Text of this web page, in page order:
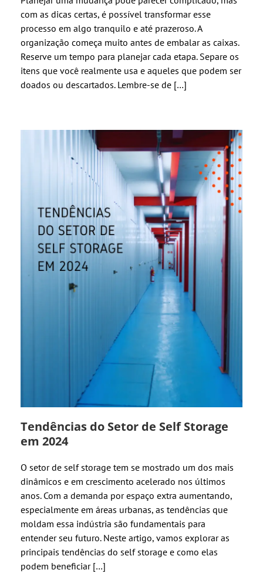
com as dicas certas, é possível transformar esse
processo em algo tranquilo e até prazeroso. A
organização começa muito antes de embalar as caixas.
Reserve um tempo para planejar cada etapa. Separe os
itens que você realmente usa e aqueles que podem ser
doados ou descartados. Lembre-se de […]
Tendências do Setor de Self Storage
em 2024
O setor de self storage tem se mostrado um dos mais
dinâmicos e em crescimento acelerado nos últimos
anos. Com a demanda por espaço extra aumentando,
especialmente em áreas urbanas, as tendências que
moldam essa indústria são fundamentais para
entender seu futuro. Neste artigo, vamos explorar as
principais tendências do self storage e como elas
podem beneficiar […]